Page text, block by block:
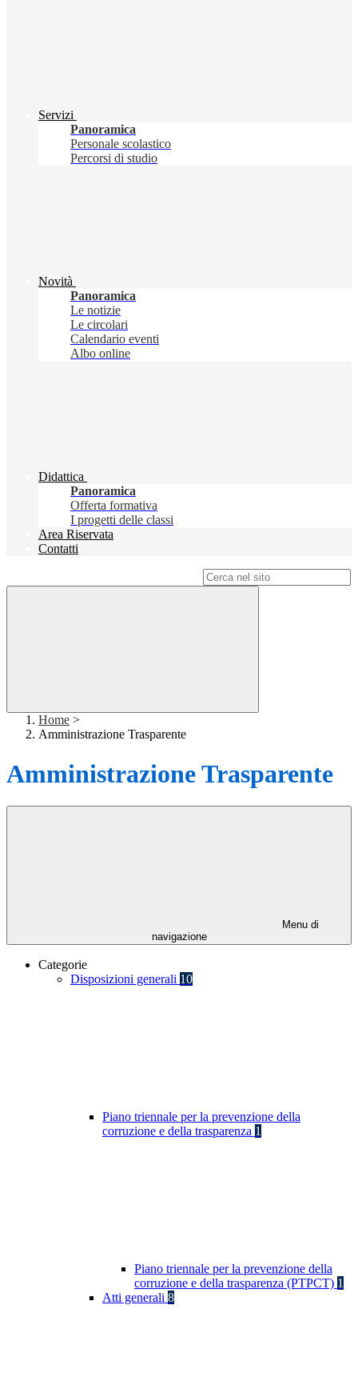
Servizi
Panoramica
Personale scolastico
Percorsi di studio
Novità
Panoramica
Le notizie
Le circolari
Calendario eventi
Albo online
Didattica
Panoramica
Offerta formativa
I progetti delle classi
Area Riservata
Contatti
Home >
Amministrazione Trasparente
Amministrazione Trasparente
Menu di
navigazione
Categorie
Disposizioni generali 10
Piano triennale per la prevenzione della
corruzione e della trasparenza 1
Piano triennale per la prevenzione della
corruzione e della trasparenza (PTPCT) 1
Atti generali 8